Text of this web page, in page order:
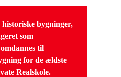
bygninger,
som
til
for de ældste
Realskole.